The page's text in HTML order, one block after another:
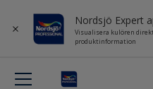
Nordsjö Expert
Visualisera kulören
produktinformation